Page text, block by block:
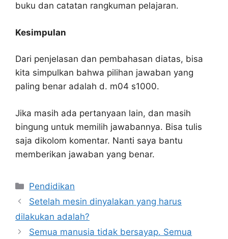
buku dan catatan rangkuman pelajaran.
Kesimpulan
Dari penjelasan dan pembahasan diatas, bisa
kita simpulkan bahwa pilihan jawaban yang
paling benar adalah d. m04 s1000.
Jika masih ada pertanyaan lain, dan masih
bingung untuk memilih jawabannya. Bisa tulis
saja dikolom komentar. Nanti saya bantu
memberikan jawaban yang benar.
Kategori
Pendidikan
Setelah mesin dinyalakan yang harus
dilakukan adalah?
Semua manusia tidak bersayap. Semua